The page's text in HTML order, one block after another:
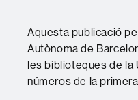
Aquesta publicació
Autònoma de
les biblioteques de la
números de la